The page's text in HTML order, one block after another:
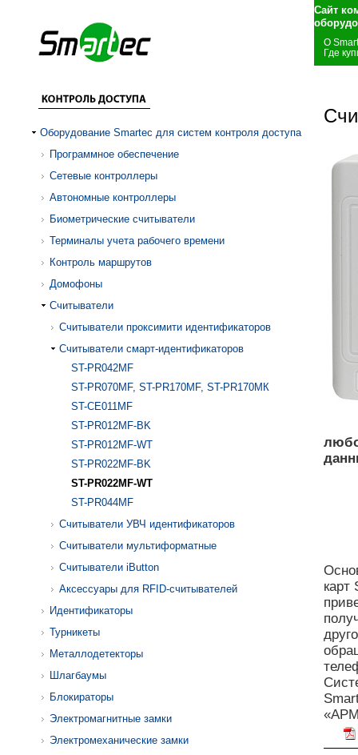
Сайт
О
Где
Оборудование Smartec для систем контроля доступа
Программное обеспечение
Сетевые контроллеры
Автономные контроллеры
Биометрические считыватели
Терминалы учета рабочего времени
Контроль маршрутов
Домофоны
Считыватели
Считыватели проксимити идентификаторов
Считыватели смарт-идентификаторов
ST-PR042MF
ST-PR070MF, ST-PR170MF, ST-PR170MК
ST-CE011MF
ST-PR012MF-BK
ST-PR012MF-WT
ST-PR022MF-BK
ST-PR022MF-WT
ST-PR044MF
Считыватели УВЧ идентификаторов
Считыватели мультиформатные
Считыватели iButton
Аксессуары для RFID-считывателей
Идентификаторы
Турникеты
Металлодетекторы
Шлагбаумы
Блокираторы
Электромагнитные замки
Электромеханические замки
карт